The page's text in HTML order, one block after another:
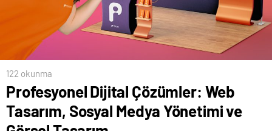
122 okunma
Profesyonel Dijital Çözümler: Web
Tasarım, Sosyal Medya Yönetimi ve